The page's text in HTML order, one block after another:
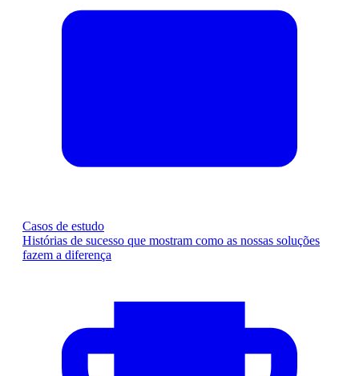
Casos de estudo
Histórias de sucesso que mostram como as nossas soluções
fazem a diferença